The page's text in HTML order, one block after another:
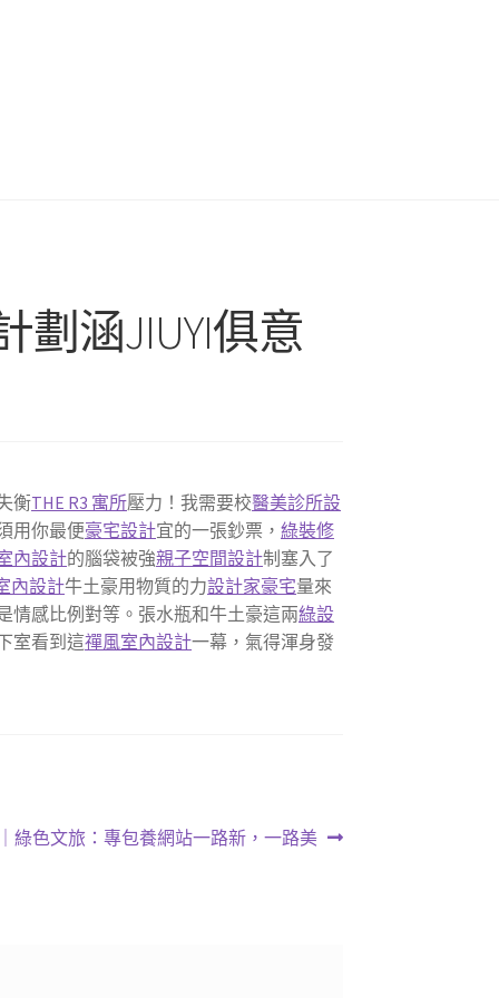
涵JIUYI俱意
衡THE R3 寓所壓力！我需要校醫美診所設
用你最便豪宅設計宜的一張鈔票，綠裝修
內設計的腦袋被強親子空間設計制塞入了
內設計牛土豪用物質的力設計家豪宅量來
情感比例對等。張水瓶和牛土豪這兩綠設
室看到這禪風室內設計一幕，氣得渾身發
綠色文旅：專包養網站一路新，一路美